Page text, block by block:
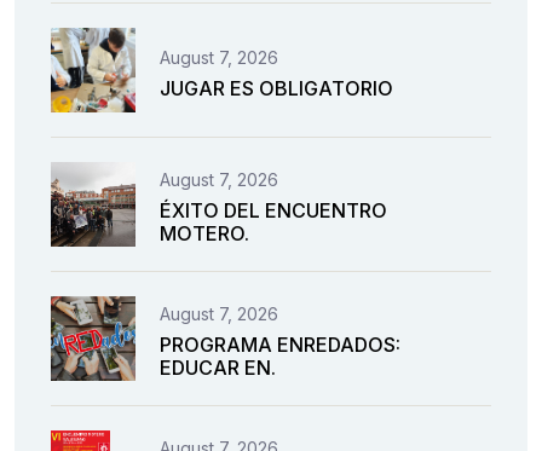
August 7, 2026
JUGAR ES OBLIGATORIO
August 7, 2026
ÉXITO DEL ENCUENTRO
MOTERO.
August 7, 2026
PROGRAMA ENREDADOS:
EDUCAR EN.